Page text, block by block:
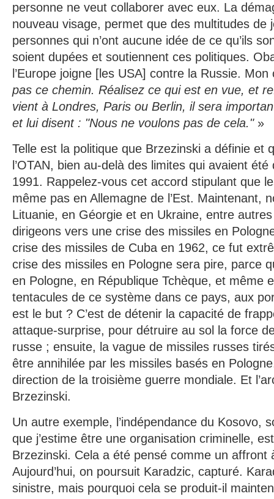
personne ne veut collaborer avec eux. La
nouveau visage, permet que des multitudes de
personnes qui n’ont aucune idée de ce qu’ils
soient dupées et soutiennent ces politiques.
l’Europe joigne [les USA] contre la Russie.
pas ce chemin. Réalisez ce qui est en vue, et
vient à Londres, Paris ou Berlin, il sera
et lui disent : "Nous ne voulons pas de cela." »
Telle est la politique que Brzezinski a définie et
l’OTAN, bien au-delà des limites qui avaient
1991. Rappelez-vous cet accord stipulant que
même pas en Allemagne de l’Est. Maintenant,
Lituanie, en Géorgie et en Ukraine, entre
dirigeons vers une crise des missiles en
crise des missiles de Cuba en 1962, ce fut
crise des missiles en Pologne sera pire, parce
en Pologne, en République Tchèque, et même
tentacules de ce système dans ce pays, aux
est le but ? C’est de détenir la capacité de
attaque-surprise, pour détruire au sol la force
russe ; ensuite, la vague de missiles russes
être annihilée par les missiles basés en
direction de la troisième guerre mondiale. Et
Brzezinski.
Un autre exemple, l’indépendance du Kosovo,
que j’estime être une organisation criminelle,
Brzezinski. Cela a été pensé comme un affront
Aujourd’hui, on poursuit Karadzic, capturé.
sinistre, mais pourquoi cela se produit-il